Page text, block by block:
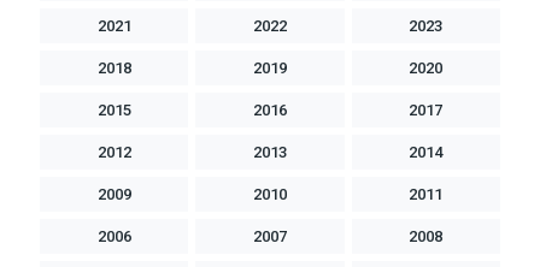
2023
2022
2021
2020
2019
2018
2017
2016
2015
2014
2013
2012
2011
2010
2009
2008
2007
2006